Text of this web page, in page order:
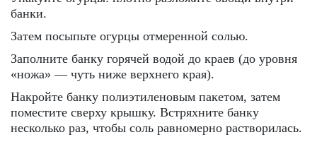
банки.
Затем посыпьте огурцы отмеренной солью.
Заполните банку горячей водой до краев (до уровня
«ножа» — чуть ниже верхнего края).
Накройте банку полиэтиленовым пакетом, затем
поместите сверху крышку. Встряхните банку
несколько раз, чтобы соль равномерно растворилась.